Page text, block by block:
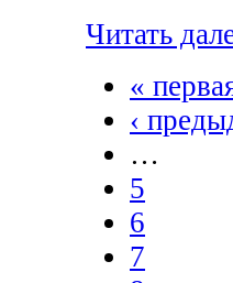
Читать
«
‹
…
5
6
7